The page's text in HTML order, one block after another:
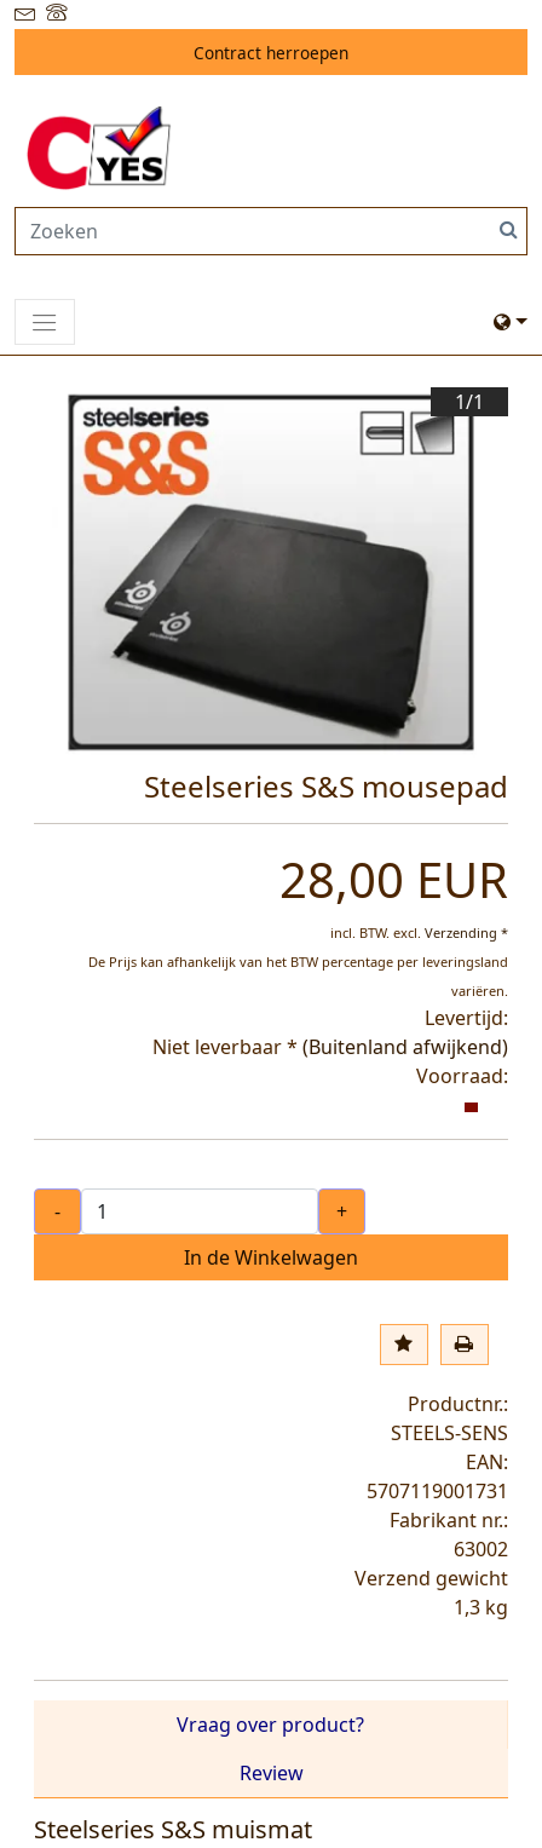
Contract herroepen
1/1
Steelseries S&S mousepad
28,00 EUR
incl. BTW. excl. Verzending *
De Prijs kan afhankelijk van het BTW percentage per leveringsland
variëren.
Levertijd:
Niet leverbaar * (Buitenland afwijkend)
Voorraad:
-
+
In de Winkelwagen
Productnr.:
STEELS-SENS
EAN:
5707119001731
Fabrikant nr.:
63002
Verzend gewicht
1,3 kg
Steelseries S&S muismat
Vraag over product?
Review